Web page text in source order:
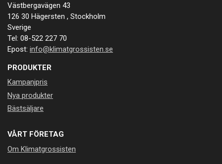
Västbergavägen 43
126 30 Hägersten , Stockholm
Sverige
Tel: 08-522 227 70
Epost: info@klimatgrossisten.se
PRODUKTER
Kampanjpris
Nya produkter
Bästsäljare
VÅRT FÖRETAG
Om Klimatgrossisten